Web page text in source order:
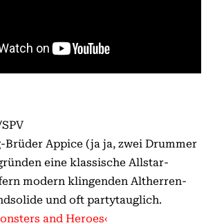
Brüder Appice (ja ja, zwei Drummer
eine klassische Allstar-
modern klingenden Altherren-
und oft partytauglich.
and Heroes‹